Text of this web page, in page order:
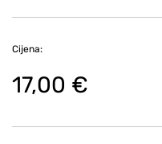
Cijena:
17,00 €